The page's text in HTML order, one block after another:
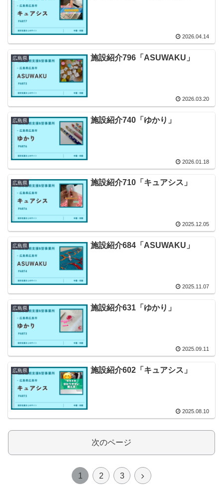
2026.04.14
広島県 施設紹介796「ASUWAKU」
2026.03.20
広島県 施設紹介740「ゆかり」
2026.01.18
広島県 施設紹介710「キュアシス」
2025.12.05
広島県 施設紹介684「ASUWAKU」
2025.11.07
広島県 施設紹介631「ゆかり」
2025.09.11
広島県 施設紹介602「キュアシス」
2025.08.10
次のページ
1 2 3
次